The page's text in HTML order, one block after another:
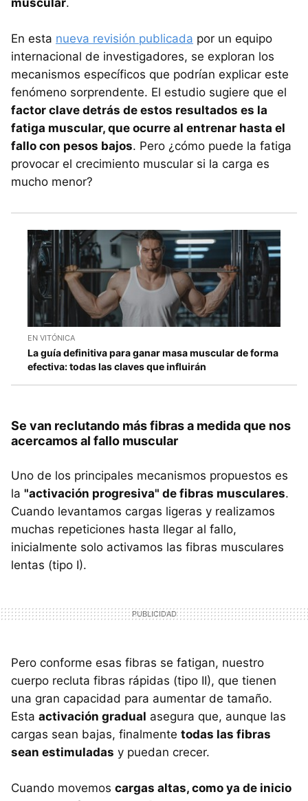
muscular.
En esta nueva revisión publicada por un equipo
internacional de investigadores, se exploran los
mecanismos específicos que podrían explicar este
fenómeno sorprendente. El estudio sugiere que el
factor clave detrás de estos resultados es la
fatiga muscular, que ocurre al entrenar hasta el
fallo con pesos bajos. Pero ¿cómo puede la fatiga
provocar el crecimiento muscular si la carga es
mucho menor?
EN VITÓNICA
La guía definitiva para ganar masa muscular de forma
efectiva: todas las claves que influirán
Se van reclutando más fibras a medida que nos
acercamos al fallo muscular
Uno de los principales mecanismos propuestos es
la "activación progresiva" de fibras musculares.
Cuando levantamos cargas ligeras y realizamos
muchas repeticiones hasta llegar al fallo,
inicialmente solo activamos las fibras musculares
lentas (tipo I).
Pero conforme esas fibras se fatigan, nuestro
cuerpo recluta fibras rápidas (tipo II), que tienen
una gran capacidad para aumentar de tamaño.
Esta activación gradual asegura que, aunque las
cargas sean bajas, finalmente todas las fibras
sean estimuladas y puedan crecer.
Cuando movemos cargas altas, como ya de inicio